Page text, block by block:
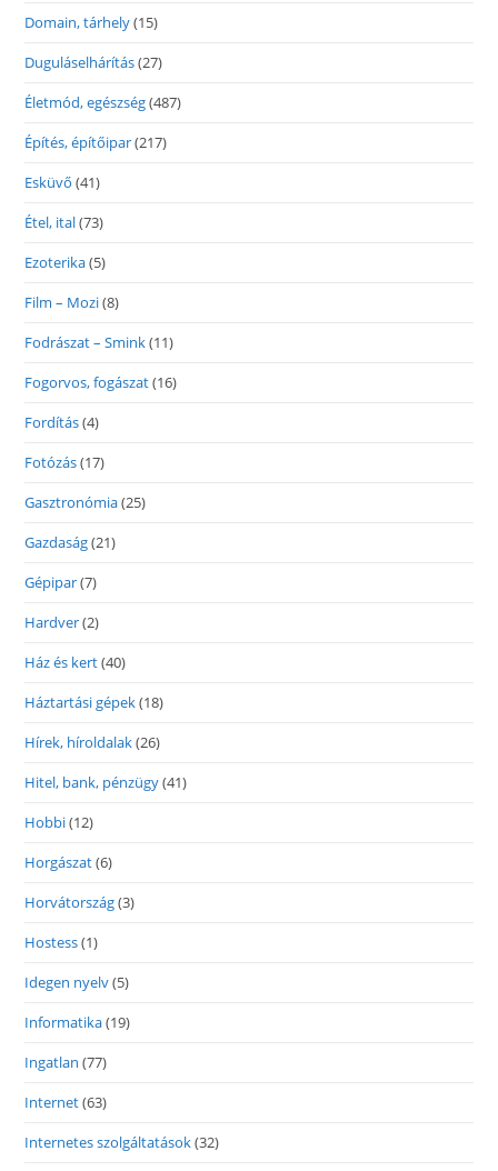
Domain, tárhely(15)
Duguláselhárítás(27)
Életmód, egészség(487)
Építés, építőipar(217)
Esküvő (41)
Étel, ital(73)
Ezoterika(5)
Film – Mozi(8)
Fodrászat – Smink(11)
Fogorvos, fogászat(16)
Fordítás(4)
Fotózás(17)
Gasztronómia(25)
Gazdaság(21)
Gépipar(7)
Hardver(2)
Ház és kert(40)
Háztartási gépek(18)
Hírek, híroldalak(26)
Hitel, bank, pénzügy(41)
Hobbi(12)
Horgászat(6)
Horvátország(3)
Hostess(1)
Idegen nyelv(5)
Informatika(19)
Ingatlan (77)
Internet(63)
Internetes szolgáltatások(32)